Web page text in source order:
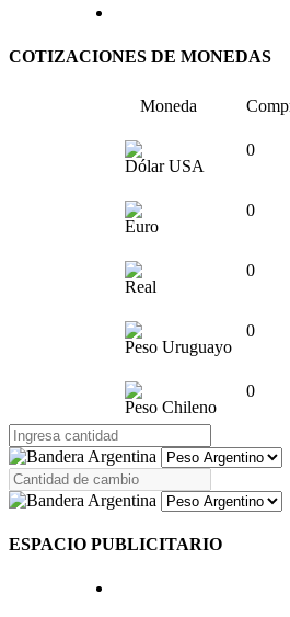
COTIZACIONES DE MONEDAS
Moneda
Dólar USA
0
Euro
0
Real
0
Peso Uruguayo
0
Peso Chileno
0
ESPACIO PUBLICITARIO